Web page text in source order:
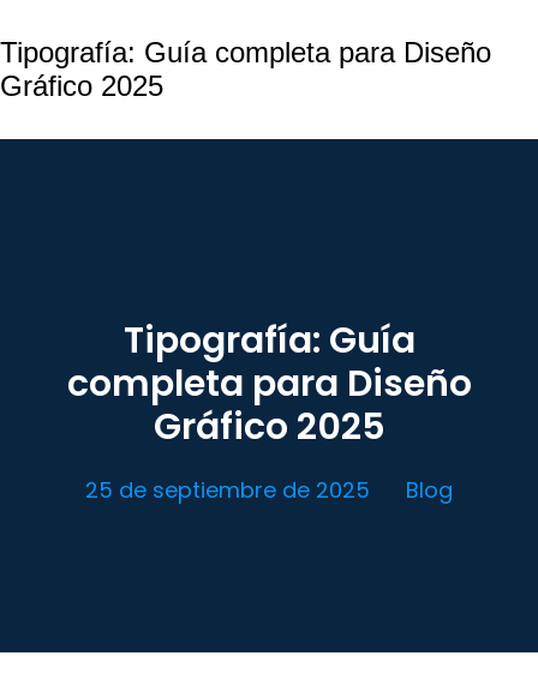
Tipografía: Guía completa para Diseño
Gráfico 2025
Tipografía: Guía
completa para Diseño
Gráfico 2025
25 de septiembre de 2025 Blog